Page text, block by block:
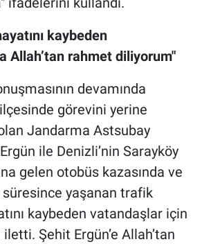
kaybeden
Allah’tan rahmet diliyorum"
devamında
ilçesinde görevini yerine
Jandarma Astsubay
ile Denizli’nin Sarayköy
gelen otobüs kazasında ve
süresince yaşanan trafik
kaybeden vatandaşlar için
Şehit Ergün’e Allah’tan